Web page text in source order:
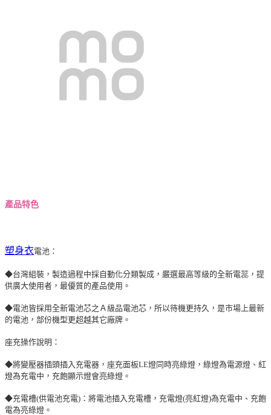
產品特色
塑身衣電池：
◆台灣組裝，製造過程中採自動化分類製成，嚴選最高等級的全新電蕊，提
供廣大使用者，最優質的產品使用。
◆電池皆採用全新電池芯之Ａ級品電池芯，所以待機更持久，是市場上最新
的電池，部份機型更超越其它廠牌。
座充操作說明：
◆將變壓器插頭插入充電器，座充面板LE燈同時亮綠燈，綠燈為電源燈、紅
燈為充電中，充飽顯示燈會亮綠燈。
◆充電槽(供電池充電)：將電池插入充電槽，充電燈(亮紅燈)為充電中、充飽
電為亮綠燈。